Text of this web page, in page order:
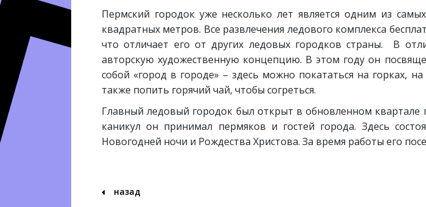
Пермский городок уже несколько лет является одним из
квадратных метров. Все развлечения ледового комплекса
что отличает его от других ледовых городков страны. В
авторскую художественную концепцию. В этом году он
собой «город в городе» – здесь можно покататься на горках,
также попить горячий чай, чтобы согреться.
Главный ледовый городок был открыт в обновленном квартале
каникул он принимал пермяков и гостей города. Здесь
Новогодней ночи и Рождества Христова. За время работы его
назад